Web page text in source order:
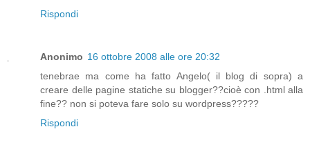
Rispondi
Anonimo 16 ottobre 2008 alle ore 20:32
tenebrae ma come ha fatto Angelo( il blog di sopra) a
creare delle pagine statiche su blogger??cioè con .html alla
fine?? non si poteva fare solo su wordpress?????
Rispondi